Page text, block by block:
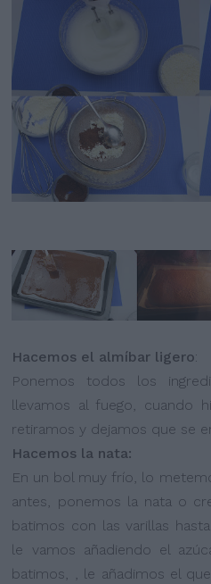
Hacemos el almíbar ligero:
Ponemos todos los
llevamos al fuego, cuando
retiramos y dejamos que se
Hacemos la nata:
En un bol muy frío, lo
antes, ponemos la nata o
batimos con las varillas
le vamos añadiendo el
batimos, , le añadimos el